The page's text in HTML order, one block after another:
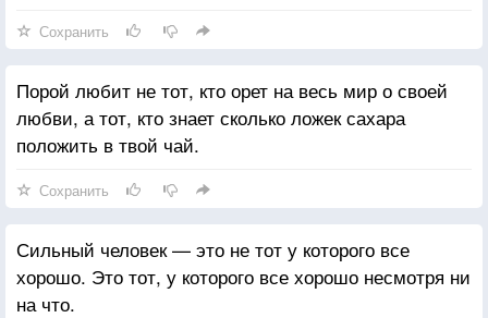
Сохранить
Порой любит не тот, кто орет на весь мир о своей
любви, а тот, кто знает сколько ложек сахара
положить в твой чай.
Сохранить
Сильный человек — это не тот у которого все
хорошо. Это тот, у которого все хорошо несмотря ни
на что.